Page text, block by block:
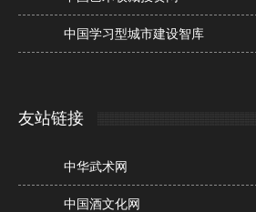
中国学习型城市建设智库
友站链接
中华武术网
中国酒文化网